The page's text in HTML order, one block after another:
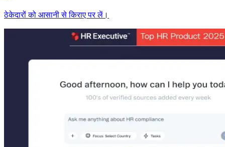
ठेकेदारों को आसानी से किराए पर लें।​​